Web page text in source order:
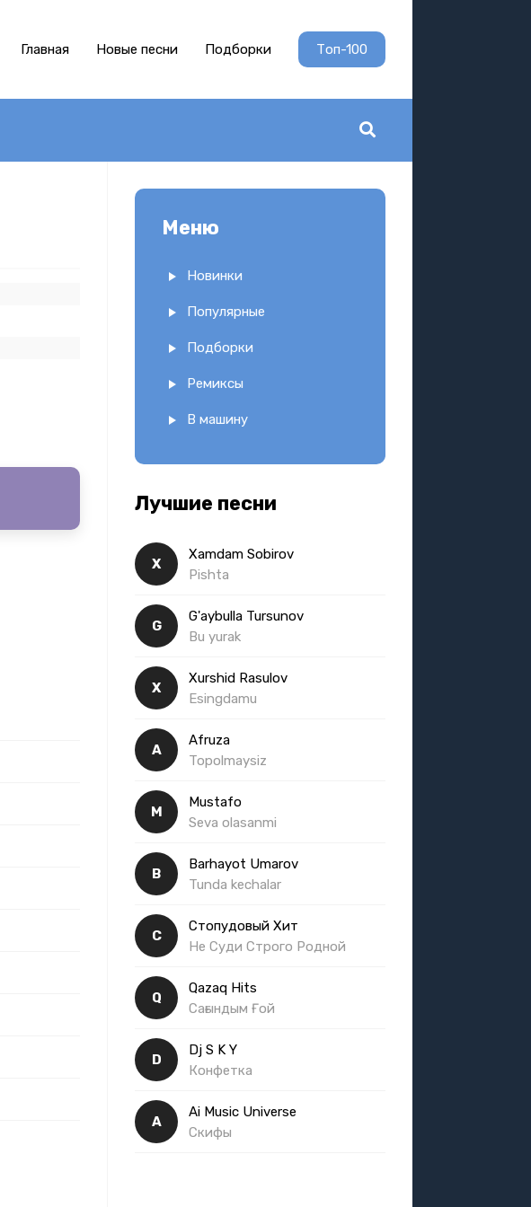
Главная Новые песни Подборки Топ-100
Меню
Новинки
Популярные
Подборки
Ремиксы
В машину
Лучшие песни
X
Xamdam Sobirov
Pishta
G
G'aybulla Tursunov
Bu yurak
X
Xurshid Rasulov
Esingdamu
A
Afruza
Topolmaysiz
M
Mustafo
Seva olasanmi
B
Barhayot Umarov
Tunda kechalar
С
Стопудовый Хит
Не Суди Строго Родной
Q
Qazaq Hits
Сағындым Ғой
D
Dj S K Y
Конфетка
A
Ai Music Universe
Скифы